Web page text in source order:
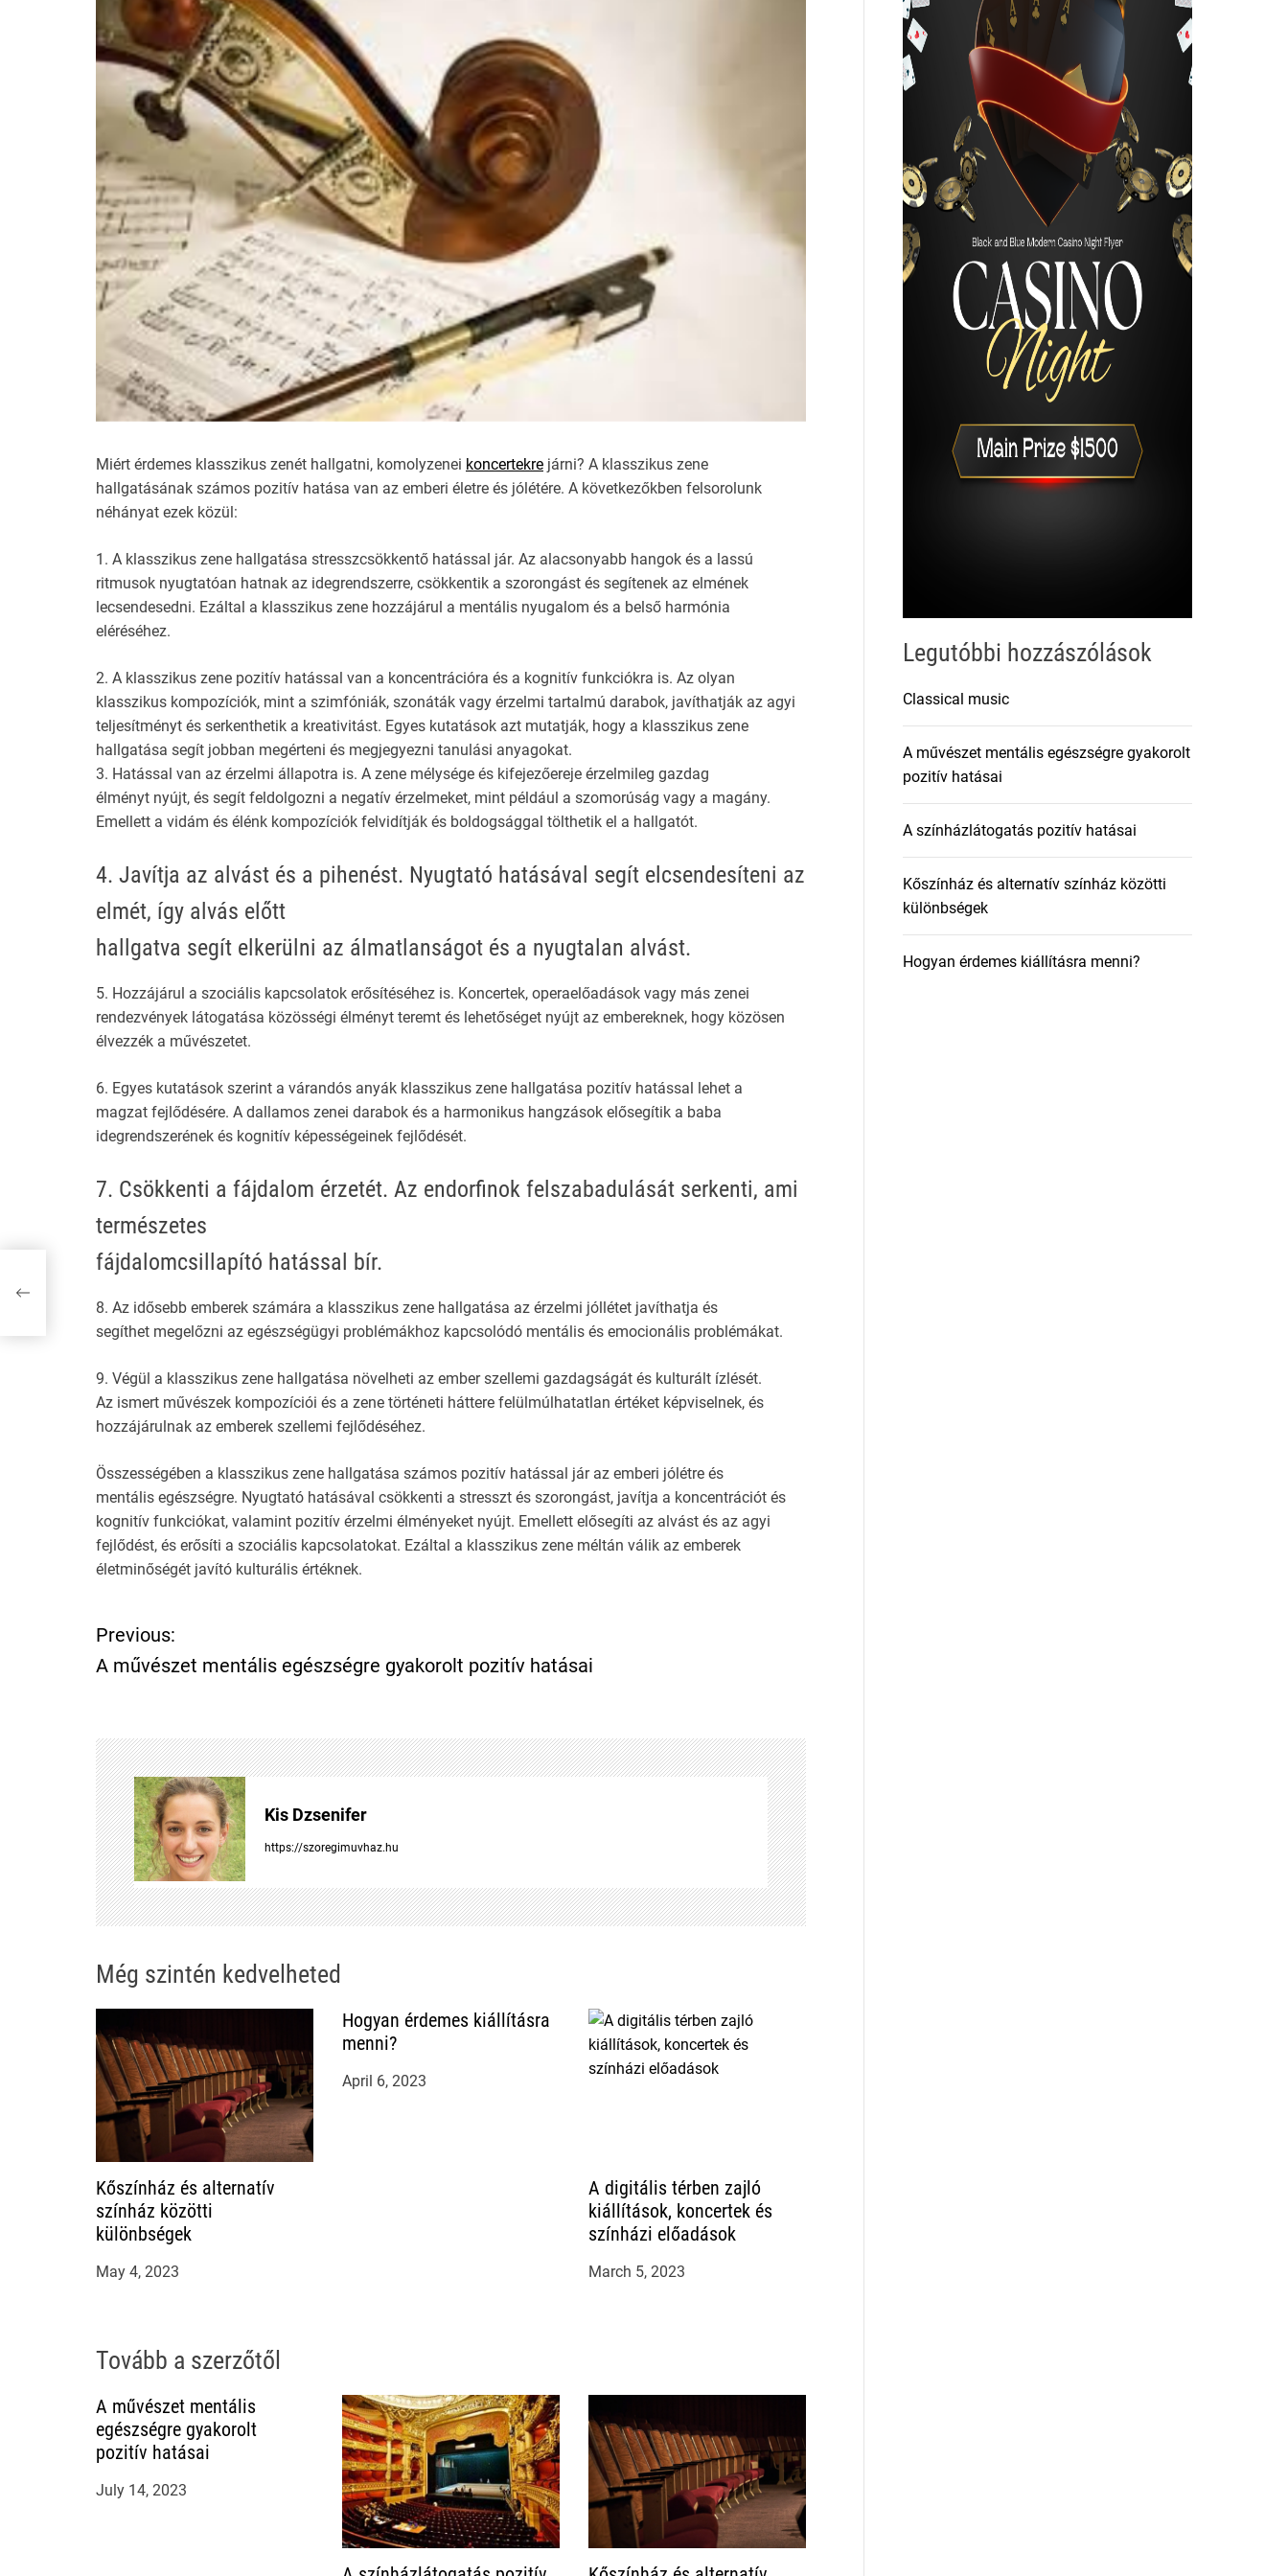
Miért érdemes klasszikus zenét hallgatni, komolyzenei koncertekre járni? A klasszikus zene
hallgatásának számos pozitív hatása van az emberi életre és jólétére. A következőkben felsorolunk
néhányat ezek közül:
1. A klasszikus zene hallgatása stresszcsökkentő hatással jár. Az alacsonyabb hangok és a lassú
ritmusok nyugtatóan hatnak az idegrendszerre, csökkentik a szorongást és segítenek az elmének
lecsendesedni. Ezáltal a klasszikus zene hozzájárul a mentális nyugalom és a belső harmónia
eléréséhez.
2. A klasszikus zene pozitív hatással van a koncentrációra és a kognitív funkciókra is. Az olyan
klasszikus kompozíciók, mint a szimfóniák, szonáták vagy érzelmi tartalmú darabok, javíthatják az agyi
teljesítményt és serkenthetik a kreativitást. Egyes kutatások azt mutatják, hogy a klasszikus zene
hallgatása segít jobban megérteni és megjegyezni tanulási anyagokat.
3. Hatással van az érzelmi állapotra is. A zene mélysége és kifejezőereje érzelmileg gazdag
élményt nyújt, és segít feldolgozni a negatív érzelmeket, mint például a szomorúság vagy a magány.
Emellett a vidám és élénk kompozíciók felvidítják és boldogsággal tölthetik el a hallgatót.
4. Javítja az alvást és a pihenést. Nyugtató hatásával segít elcsendesíteni az
elmét, így alvás előtt
hallgatva segít elkerülni az álmatlanságot és a nyugtalan alvást.
5. Hozzájárul a szociális kapcsolatok erősítéséhez is. Koncertek, operaelőadások vagy más zenei
rendezvények látogatása közösségi élményt teremt és lehetőséget nyújt az embereknek, hogy közösen
élvezzék a művészetet.
6. Egyes kutatások szerint a várandós anyák klasszikus zene hallgatása pozitív hatással lehet a
magzat fejlődésére. A dallamos zenei darabok és a harmonikus hangzások elősegítik a baba
idegrendszerének és kognitív képességeinek fejlődését.
7. Csökkenti a fájdalom érzetét. Az endorfinok felszabadulását serkenti, ami
természetes
fájdalomcsillapító hatással bír.
8. Az idősebb emberek számára a klasszikus zene hallgatása az érzelmi jóllétet javíthatja és
segíthet megelőzni az egészségügyi problémákhoz kapcsolódó mentális és emocionális problémákat.
9. Végül a klasszikus zene hallgatása növelheti az ember szellemi gazdagságát és kulturált ízlését.
Az ismert művészek kompozíciói és a zene történeti háttere felülmúlhatatlan értéket képviselnek, és
hozzájárulnak az emberek szellemi fejlődéséhez.
Összességében a klasszikus zene hallgatása számos pozitív hatással jár az emberi jólétre és
mentális egészségre. Nyugtató hatásával csökkenti a stresszt és szorongást, javítja a koncentrációt és
kognitív funkciókat, valamint pozitív érzelmi élményeket nyújt. Emellett elősegíti az alvást és az agyi
fejlődést, és erősíti a szociális kapcsolatokat. Ezáltal a klasszikus zene méltán válik az emberek
életminőségét javító kulturális értéknek.
P
s
t
n
a
v
i
g
a
o
n
Previous:
A művészet mentális egészségre gyakorolt pozitív hatásai
Kis Dzsenifer
https://szoregimuvhaz.hu
Még szintén kedvelheted
Kőszínház és alternatív
színház közötti
különbségek
May 4, 2023
Hogyan érdemes kiállításra
menni?
April 6, 2023
A digitális térben zajló
kiállítások, koncertek és
színházi előadások
March 5, 2023
Tovább a szerzőtől
A művészet mentális
egészségre gyakorolt
pozitív hatásai
July 14, 2023
Legutóbbi hozzászólások
Classical music
A művészet mentális egészségre gyakorolt
pozitív hatásai
A színházlátogatás pozitív hatásai
Kőszínház és alternatív színház közötti
különbségek
Hogyan érdemes kiállításra menni?